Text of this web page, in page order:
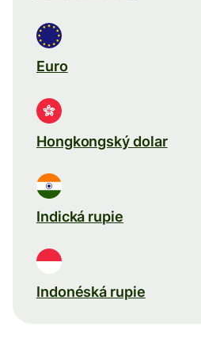
Euro
Hongkongský dolar
Indická rupie
Indonéská rupie